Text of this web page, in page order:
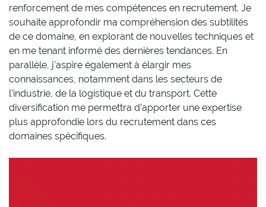
renforcement de mes compétences en recrutement. Je
souhaite approfondir ma compréhension des subtilités
de ce domaine, en explorant de nouvelles techniques et
en me tenant informé des dernières tendances. En
parallèle, j’aspire également à élargir mes
connaissances, notamment dans les secteurs de
l’industrie, de la logistique et du transport. Cette
diversification me permettra d’apporter une expertise
plus approfondie lors du recrutement dans ces
domaines spécifiques.